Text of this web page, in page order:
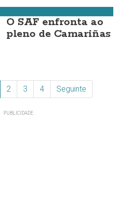
O SAF enfronta ao
pleno de Camariñas
2 3 4 Seguinte